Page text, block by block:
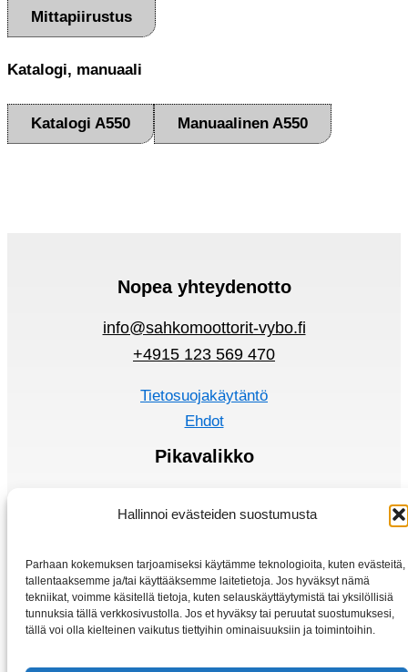
Hallinnoi evästeiden suostumusta
Parhaan kokemuksen tarjoamiseksi käytämme teknologioita, kuten evästeitä,
tallentaaksemme ja/tai käyttääksemme laitetietoja. Jos hyväksyt nämä
tekniikat, voimme käsitellä tietoja, kuten selauskäyttäytymistä tai yksilöllisiä
tunnuksia tällä verkkosivustolla. Jos et hyväksy tai peruutat suostumuksesi,
tällä voi olla kielteinen vaikutus tiettyihin ominaisuuksiin ja toimintoihin.
Mittapiirustus
Katalogi, manuaali
Katalogi A550 Manuaalinen A550
Nopea yhteydenotto
info@sahkomoottorit-vybo.fi
+4915 123 569 470
Tietosuojakäytäntö
Ehdot
Pikavalikko
Taajuusmuuttaja
Kauppa